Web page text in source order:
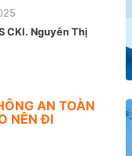
CKI. Nguyễn Thị
AN TOÀN
NÊN ĐI